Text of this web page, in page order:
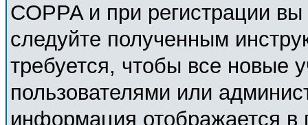
COPPA и при регистрации
следуйте полученным
требуется, чтобы все новые
пользователями или
информация отображается в